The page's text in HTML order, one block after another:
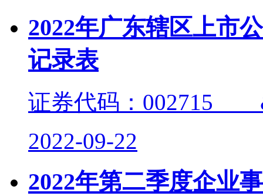
2022年广东辖区上市
记录表
证券代码：002715
2022-09-22
2022年第二季度企业